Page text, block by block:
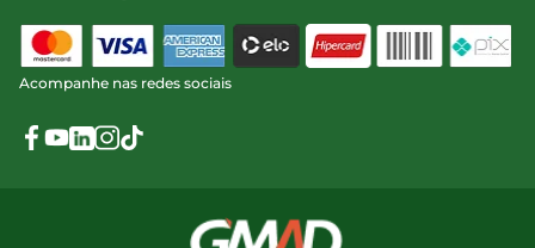
Acompanhe nas redes sociais